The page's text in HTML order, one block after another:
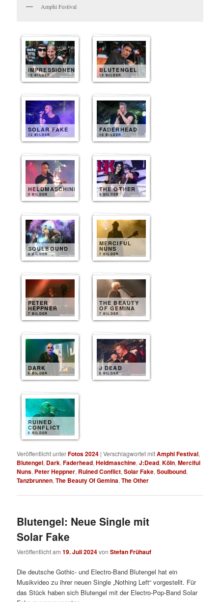
Amphi Festival
IMPRESSIONEN
15 BILDER
BLUTENGEL
13 BILDER
SOLAR FAKE
12 BILDER
FADERHEAD
10 BILDER
HELDMASCHINE
9 BILDER
THE OTHER
8 BILDER
SOULBOUND
8 BILDER
MERCIFUL
NUNS
7 BILDER
PETER
HEPPNER
7 BILDER
THE BEAUTY
OF GEMINA
7 BILDER
DARK
6 BILDER
J DEAD
6 BILDER
RUINED
CONFLICT
6 BILDER
Veröffentlicht unterFotos 2024 |Verschlagwortet mitAmphi Festival,
Blutengel, Dark,Faderhead,Heldmaschine,J:Dead,Köln,Merciful
Nuns, Peter Heppner, Ruined Conflict,Solar Fake,Soulbound,
Tanzbrunnen,The Beauty Of Gemina,The Other
Blutengel: Neue Single mit
Solar Fake
Veröffentlicht am19. Juli 2024vonStefan Frühauf
Die deutsche Gothic- und Electro-Band Blutengel hat ein
Musikvideo zu ihrer neuen Single „Nothing Left“ vorgestellt. Für
das Stück haben sich Blutengel mit der Electro-Pop-Band Solar